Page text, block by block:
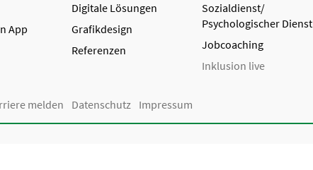
App
Digitale Lösungen
Grafikdesign
Referenzen
Sozialdienst/
Psychologischer Dienst
Jobcoaching
Inklusion live
melden Datenschutz Impressum